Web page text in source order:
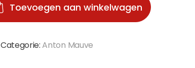
Toevoegen aan winkelwagen
Categorie:Anton Mauve